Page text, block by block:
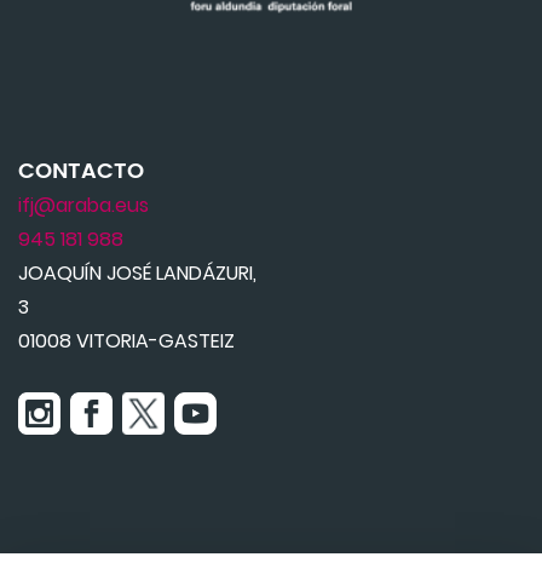
CONTACTO
ifj@araba.eus
945 181 988
JOAQUÍN JOSÉ LANDÁZURI,
3
01008 VITORIA-GASTEIZ